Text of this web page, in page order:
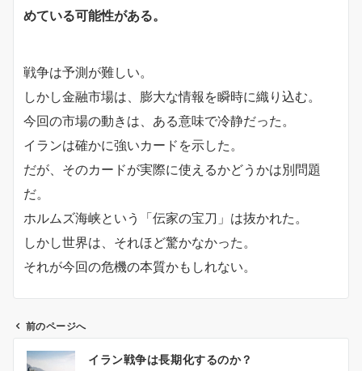
めている可能性がある。
戦争は予測が難しい。
しかし金融市場は、膨大な情報を瞬時に織り込む。
今回の市場の動きは、ある意味で冷静だった。
イランは確かに強いカードを示した。
だが、そのカードが実際に使えるかどうかは別問題
だ。
ホルムズ海峡という「伝家の宝刀」は抜かれた。
しかし世界は、それほど驚かなかった。
それが今回の危機の本質かもしれない。
前のページへ
イラン戦争は長期化するのか？